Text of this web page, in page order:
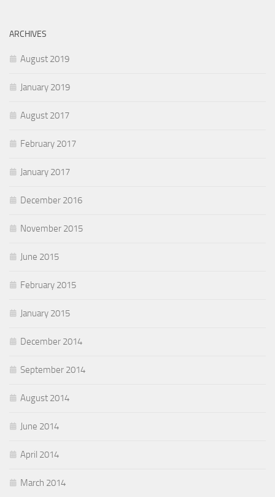
ARCHIVES
August 2019
January 2019
August 2017
February 2017
January 2017
December 2016
November 2015
June 2015
February 2015
January 2015
December 2014
September 2014
August 2014
June 2014
April 2014
March 2014